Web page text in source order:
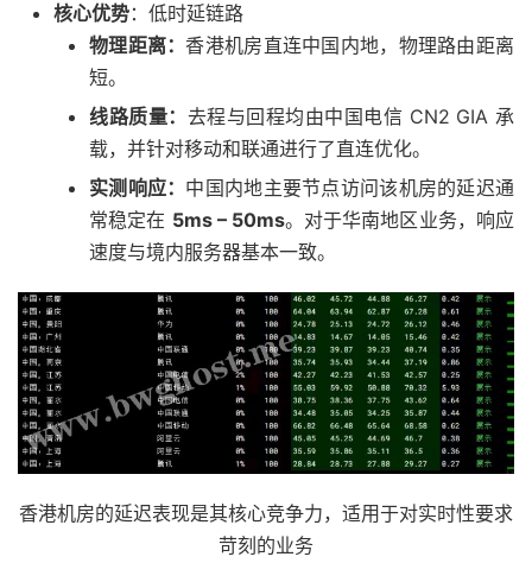
核心优势：低时延链路
物理距离： 香港机房直连中国内地，物理路由距离
短。
线路质量： 去程与回程均由中国电信 CN2 GIA 承
载，并针对移动和联通进行了直连优化。
实测响应： 中国内地主要节点访问该机房的延迟通
常稳定在 5ms – 50ms。对于华南地区业务，响应
速度与境内服务器基本一致。
香港机房的延迟表现是其核心竞争力，适用于对实时性要求
苛刻的业务